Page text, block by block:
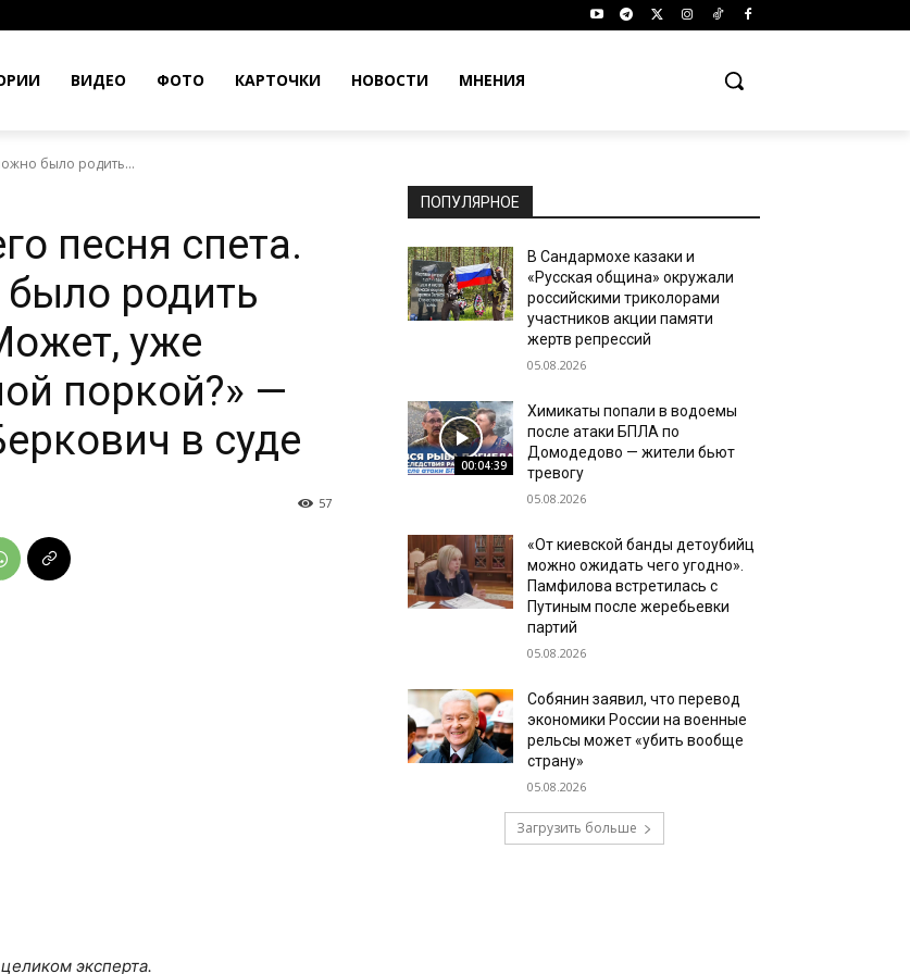
ВИДЕО ФОТО КАРТОЧКИ НОВОСТИ МНЕНИЯ
было родить...
песня спета.
родить
уже
поркой?» —
в суде
57
эксперта.
ПОПУЛЯРНОЕ
В Сандармохе казаки и
«Русская община» окружали
российскими триколорами
участников акции памяти
жертв репрессий
05.08.2026
00:04:39
Химикаты попали в водоемы
после атаки БПЛА по
Домодедово — жители бьют
тревогу
05.08.2026
«От киевской банды детоубийц
можно ожидать чего угодно».
Памфилова встретилась с
Путиным после жеребьевки
партий
05.08.2026
Собянин заявил, что перевод
экономики России на военные
рельсы может «убить вообще
страну»
05.08.2026
Загрузить больше